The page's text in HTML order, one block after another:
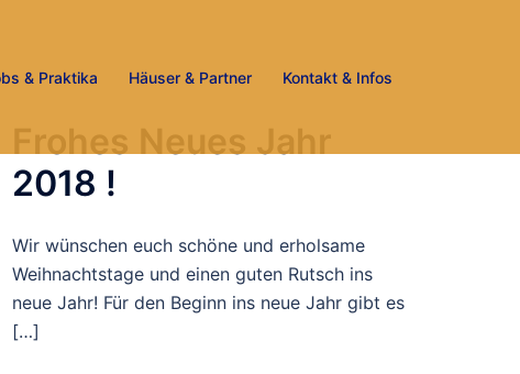
& Praktika Häuser & Partner Kontakt & Infos
Frohes Neues Jahr
2018 !
Wir wünschen euch schöne und erholsame
Weihnachtstage und einen guten Rutsch ins
neue Jahr! Für den Beginn ins neue Jahr gibt es
[…]